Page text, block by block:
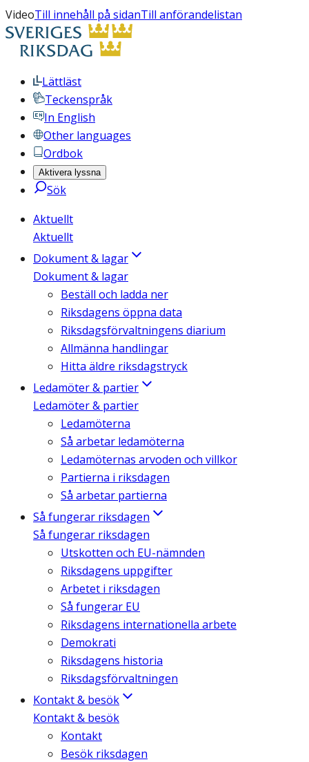
VideoTill innehåll på sidanTill anförandelistan
Lättläst
Teckenspråk
In English
Other languages
Ordbok
Aktivera lyssna
Sök
Aktuellt
Aktuellt
Dokument & lagar
Dokument & lagar
Beställ och ladda ner
Riksdagens öppna data
Riksdagsförvaltningens diarium
Allmänna handlingar
Hitta äldre riksdagstryck
Ledamöter & partier
Ledamöter & partier
Ledamöterna
Så arbetar ledamöterna
Ledamöternas arvoden och villkor
Partierna i riksdagen
Så arbetar partierna
Så fungerar riksdagen
Så fungerar riksdagen
Utskotten och EU-nämnden
Riksdagens uppgifter
Arbetet i riksdagen
Så fungerar EU
Riksdagens internationella arbete
Demokrati
Riksdagens historia
Riksdagsförvaltningen
Kontakt & besök
Kontakt & besök
Kontakt
Besök riksdagen